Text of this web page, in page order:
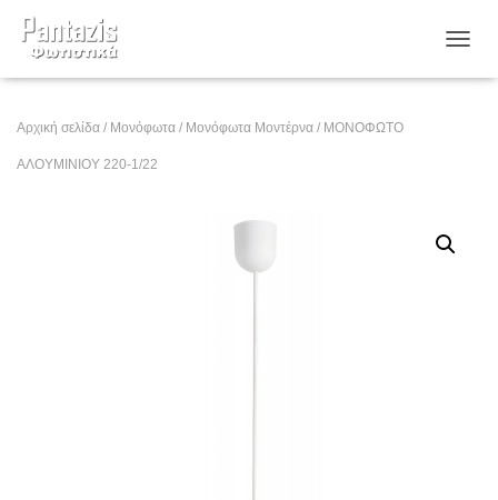
Αρχική σελίδα / Μονόφωτα / Μονόφωτα Μοντέρνα / ΜΟΝΟΦΩΤΟ
ΑΛΟΥΜΙΝΙΟΥ 220-1/22